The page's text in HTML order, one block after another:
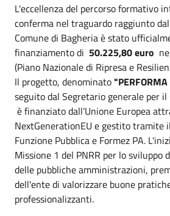
L'eccellenza del percorso formativo
conferma nel traguardo raggiunto
Comune di Bagheria è stato
finanziamento di 50.225,80 euro
(Piano Nazionale di Ripresa e
Il progetto, denominato"PERFORMA
seguito dal Segretario generale per il
è finanziato dall’Unione Europea
NextGenerationEU e gestito tramite
Funzione Pubblica e Formez PA.
Missione 1 del PNRR per lo sviluppo
delle pubbliche amministrazioni,
dell'ente di valorizzare buone
professionalizzanti.